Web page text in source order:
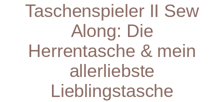
Taschenspieler II Sew
Along: Die
Herrentasche & mein
allerliebste
Lieblingstasche